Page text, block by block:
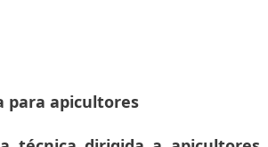
para apicultores